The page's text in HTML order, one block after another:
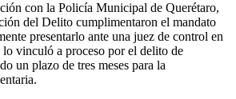
con la Policía Municipal de Querétaro,
del Delito cumplimentaron el mandato
presentarlo ante una juez de control en
vinculó a proceso por el delito de
un plazo de tres meses para la